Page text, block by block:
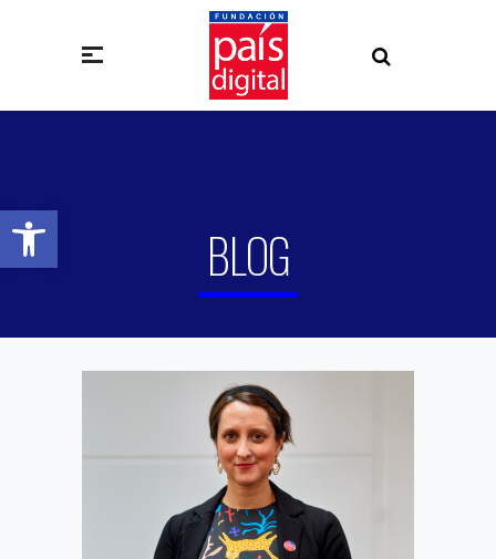
Abrir barra de herramientas
BLOG